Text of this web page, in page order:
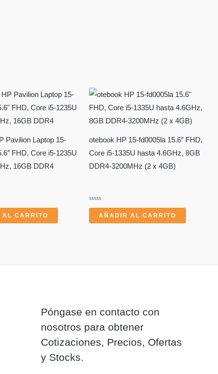
Pavilion Laptop 15-
FHD, Core i5-1235U
16GB DDR4
CARRITO
otebook HP 15-fd0005la 15.6″ FHD,
Core i5-1335U hasta 4.6GHz, 8GB
DDR4-3200MHz (2 x 4GB)
Valorado
de
AÑADIR AL CARRITO
Póngase en contacto con
nosotros para obtener
Cotizaciones, Precios, Ofertas
y Stocks.